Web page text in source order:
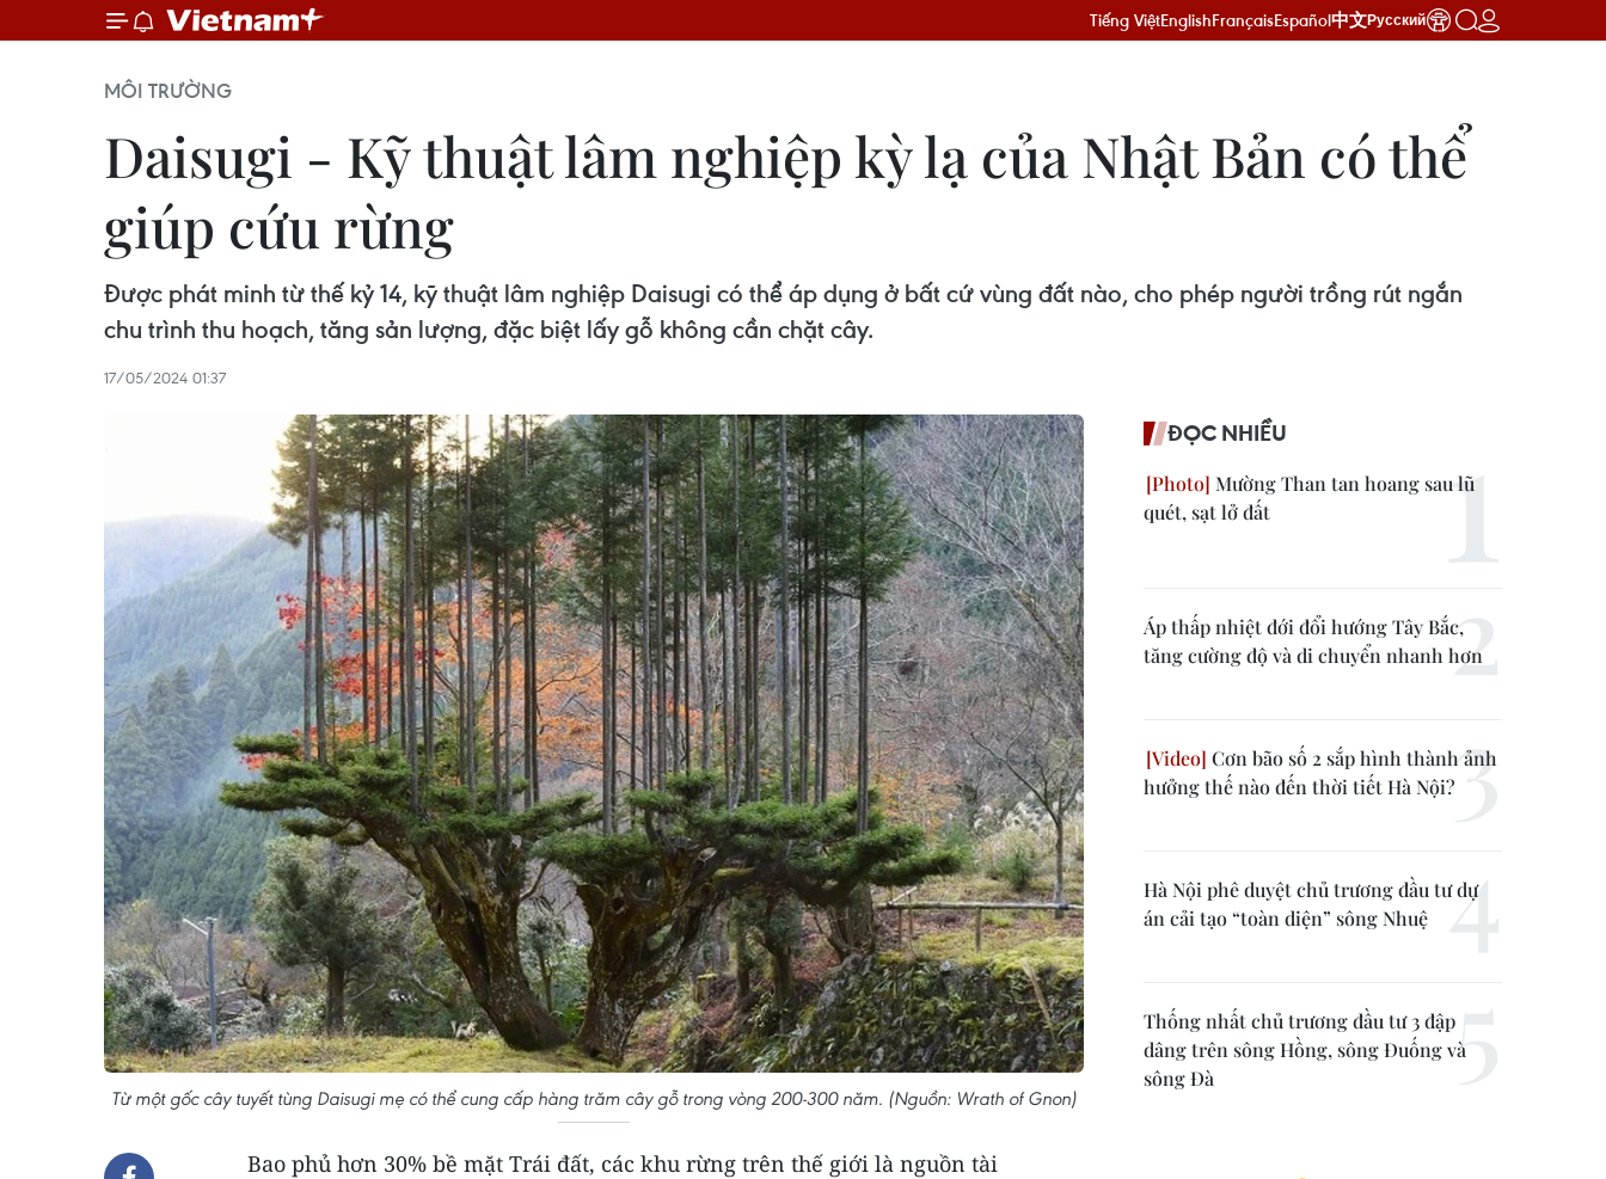
Tiếng ViệtEnglishFrançaisEspañol中文Русский
MÔI TRƯỜNG
Daisugi - Kỹ thuật lâm nghiệp kỳ lạ của Nhật Bản có thể
giúp cứu rừng
Được phát minh từ thế kỷ 14, kỹ thuật lâm nghiệp Daisugi có thể áp dụng ở bất cứ vùng đất nào, cho phép người trồng rút ngắn
chu trình thu hoạch, tăng sản lượng, đặc biệt lấy gỗ không cần chặt cây.
17/05/2024 01:37
Từ một gốc cây tuyết tùng Daisugi mẹ có thể cung cấp hàng trăm cây gỗ trong vòng 200-300 năm. (Nguồn: Wrath of Gnon)
Bao phủ hơn 30% bề mặt Trái đất, các khu rừng trên thế giới là nguồn tài
ĐỌC NHIỀU
Mường Than tan hoang sau lũ
quét, sạt lở đất
Áp thấp nhiệt đới đổi hướng Tây Bắc,
tăng cường độ và di chuyển nhanh hơn
Cơn bão số 2 sắp hình thành ảnh
hưởng thế nào đến thời tiết Hà Nội?
Hà Nội phê duyệt chủ trương đầu tư dự
án cải tạo “toàn diện” sông Nhuệ
Thống nhất chủ trương đầu tư 3 đập
dâng trên sông Hồng, sông Đuống và
sông Đà